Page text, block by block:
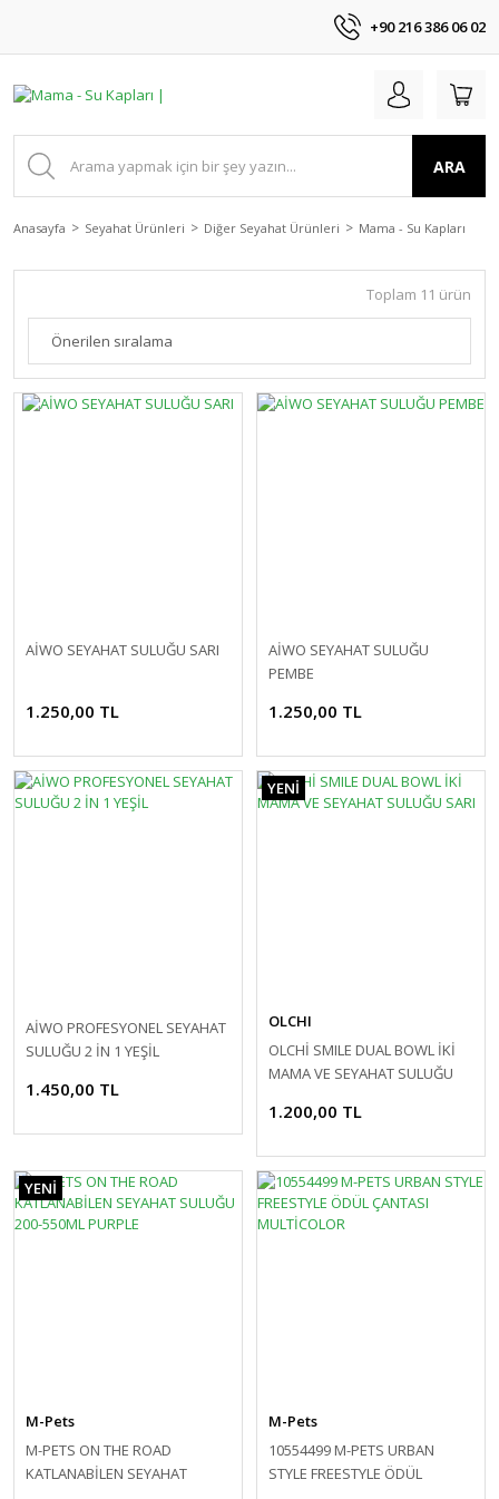
+90 216 386 06 02
ARA
Anasayfa Seyahat Ürünleri Diğer Seyahat Ürünleri Mama - Su Kapları
Toplam 11 ürün
AİWO SEYAHAT SULUĞU SARI
1.250,00 TL
AİWO SEYAHAT SULUĞU
PEMBE
1.250,00 TL
AİWO PROFESYONEL SEYAHAT
SULUĞU 2 İN 1 YEŞİL
1.450,00 TL
YENİ
OLCHI
OLCHİ SMILE DUAL BOWL İKİ
MAMA VE SEYAHAT SULUĞU
1.200,00 TL
YENİ
M-Pets
M-PETS ON THE ROAD
KATLANABİLEN SEYAHAT
M-Pets
10554499 M-PETS URBAN
STYLE FREESTYLE ÖDÜL